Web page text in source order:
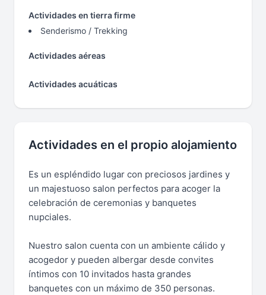
Actividades en tierra firme
Senderismo / Trekking
Actividades aéreas
Actividades acuáticas
Actividades en el propio alojamiento
Es un espléndido lugar con preciosos jardines y
un majestuoso salon perfectos para acoger la
celebración de ceremonias y banquetes
nupciales.
Nuestro salon cuenta con un ambiente cálido y
acogedor y pueden albergar desde convites
íntimos con 10 invitados hasta grandes
banquetes con un máximo de 350 personas.